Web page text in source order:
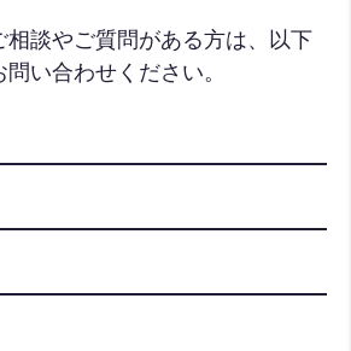
相談やご質問がある方は、以下
い合わせください。​